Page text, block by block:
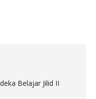
Belajar Jilid II